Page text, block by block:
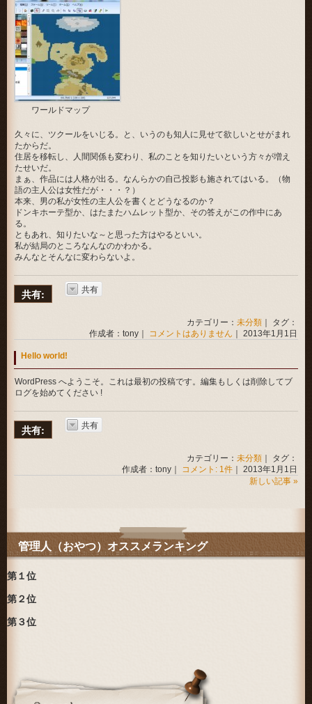
ワールドマップ
久々に、ツクールをいじる。と、いうのも知人に見せて欲しいとせがまれ
たからだ。
住居を移転し、人間関係も変わり、私のことを知りたいという方々が増え
たせいだ。
まぁ、作品には人格が出る。なんらかの自己投影も施されてはいる。（物
語の主人公は女性だが・・・？）
本来、男の私が女性の主人公を書くとどうなるのか？
ドンキホーテ型か、はたまたハムレット型か、その答えがこの作中にあ
る。
ともあれ、知りたいな～と思った方はやるといい。
私が結局のところなんなのかわかる。
みんなとそんなに変わらないよ。
共有: 共有
カテゴリー： 未分類｜ タグ：
作成者：tony｜
コメントはありません ｜ 2013年1月1日
Hello world!
WordPress へようこそ。これは最初の投稿です。編集もしくは削除してブ
ログを始めてください !
共有: 共有
カテゴリー： 未分類｜ タグ：
作成者：tony｜
コメント: 1件｜ 2013年1月1日
新しい記事 »
管理人（おやつ）オススメランキング
第１位
第２位
第３位